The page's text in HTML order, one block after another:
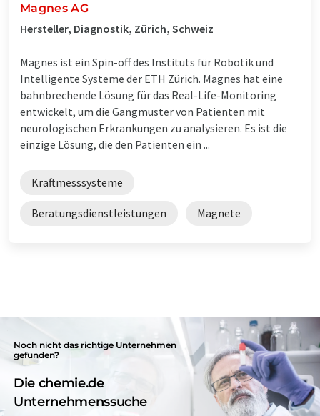
Magnes AG
Hersteller, Diagnostik, Zürich, Schweiz
Magnes ist ein Spin-off des Instituts für Robotik und
Intelligente Systeme der ETH Zürich. Magnes hat eine
bahnbrechende Lösung für das Real-Life-Monitoring
entwickelt, um die Gangmuster von Patienten mit
neurologischen Erkrankungen zu analysieren. Es ist die
einzige Lösung, die den Patienten ein ...
Kraftmesssysteme
Beratungsdienstleistungen Magnete
Noch nicht das richtige Unternehmen
gefunden?
Die chemie.de
Unternehmenssuche